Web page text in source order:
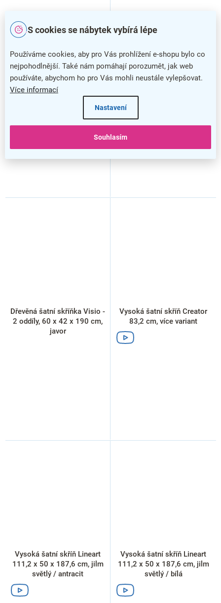
S cookies se nábytek vybírá lépe
Používáme cookies, aby pro Vás prohlížení e-shopu bylo co
nejpohodlnější. Také nám pomáhají porozumět, jak web
používáte, abychom ho pro Vás mohli neustále vylepšovat.
Více informací
Nastavení
Souhlasím
Vysoká šatní skříň ProOffice
80 x 47 x 178 cm, divoká
hruška
Vysoká šatní skříň ProOffice
80 x 47 x 178 cm, třešeň
Dřevěná šatní skříňka Visio -
2 oddíly, 60 x 42 x 190 cm,
javor
Vysoká šatní skříň Creator
83,2 cm, více variant
Vysoká šatní skříň Lineart
111,2 x 50 x 187,6 cm, jilm
světlý / antracit
Vysoká šatní skříň Lineart
111,2 x 50 x 187,6 cm, jilm
světlý / bílá